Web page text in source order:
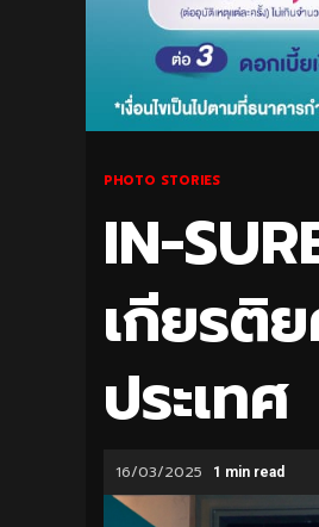
PHOTO STORIES
IN-
เกียรติ
ประเทศ
16/03/2025 1 min read